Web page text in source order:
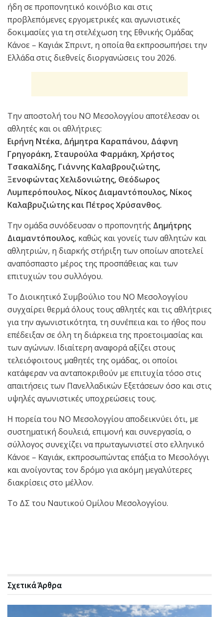
ήδη σε προπονητικό κοινόβιο και στις
προβλεπόμενες εργομετρικές και αγωνιστικές
δοκιμασίες για τη στελέχωση της Εθνικής Ομάδας
Κάνοε – Καγιάκ Σπριντ, η οποία θα εκπροσωπήσει την
Ελλάδα στις διεθνείς διοργανώσεις του 2026.
Την αποστολή του ΝΟ Μεσολογγίου αποτέλεσαν οι
αθλητές και οι αθλήτριες:
Ειρήνη Ντέκα, Δήμητρα Καραπάνου, Δάφνη
Γρηγοράκη, Σταυρούλα Φαρμάκη, Χρήστος
Τσακαλίδης, Γιάννης Καλαβρουζιώτης,
Ξενοφώντας Χελιδονιώτης, Θεόδωρος
Λυμπερόπουλος, Νίκος Διαμαντόπουλος, Νίκος
Καλαβρυζιώτης και Πέτρος Χρύσανθος.
Την ομάδα συνόδευσαν ο προπονητής Δημήτρης
Διαμαντόπουλος, καθώς και γονείς των αθλητών και
αθλητριών, η διαρκής στήριξη των οποίων αποτελεί
αναπόσπαστο μέρος της προσπάθειας και των
επιτυχιών του συλλόγου.
Το Διοικητικό Συμβούλιο του ΝΟ Μεσολογγίου
συγχαίρει θερμά όλους τους αθλητές και τις αθλήτριες
για την αγωνιστικότητα, τη συνέπεια και το ήθος που
επέδειξαν σε όλη τη διάρκεια της προετοιμασίας και
των αγώνων. Ιδιαίτερη αναφορά αξίζει στους
τελειόφοιτους μαθητές της ομάδας, οι οποίοι
κατάφεραν να ανταποκριθούν με επιτυχία τόσο στις
απαιτήσεις των Πανελλαδικών Εξετάσεων όσο και στις
υψηλές αγωνιστικές υποχρεώσεις τους.
Η πορεία του ΝΟ Μεσολογγίου αποδεικνύει ότι, με
συστηματική δουλειά, επιμονή και συνεργασία, ο
σύλλογος συνεχίζει να πρωταγωνιστεί στο ελληνικό
Κάνοε – Καγιάκ, εκπροσωπώντας επάξια το Μεσολόγγι
και ανοίγοντας τον δρόμο για ακόμη μεγαλύτερες
διακρίσεις στο μέλλον.
Το ΔΣ του Ναυτικού Ομίλου Μεσολογγίου.
ΣχετικάΆρθρα